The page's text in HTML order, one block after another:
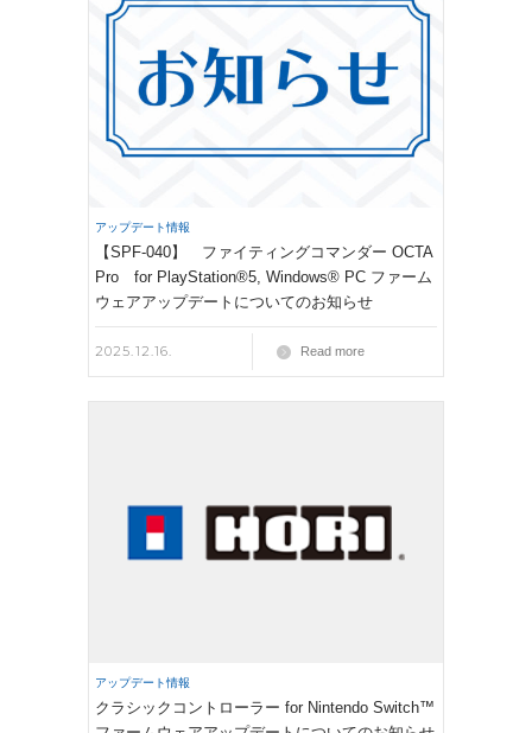
アップデート情報
【SPF-040】 ファイティングコマンダー OCTA
Pro for PlayStation®5, Windows® PC ファーム
ウェアアップデートについてのお知らせ
2025.12.16. Read more
アップデート情報
クラシックコントローラー for Nintendo Switch™